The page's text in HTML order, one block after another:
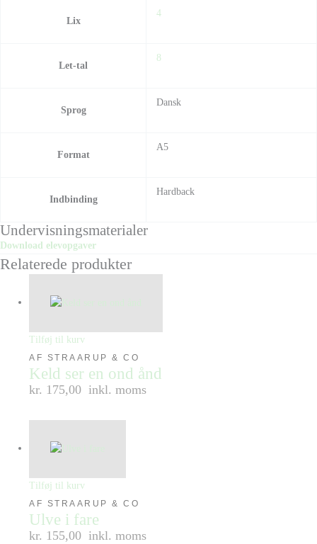
Lix
4
Let-tal
8
Sprog
Dansk
Format
A5
Indbinding
Hardback
Undervisningsmaterialer
Download elevopgaver
Relaterede produkter
Tilføj til kurv
AF STRAARUP & CO
Keld ser en ond ånd
kr. 175,00 inkl. moms
Tilføj til kurv
AF STRAARUP & CO
Ulve i fare
kr. 155,00 inkl. moms